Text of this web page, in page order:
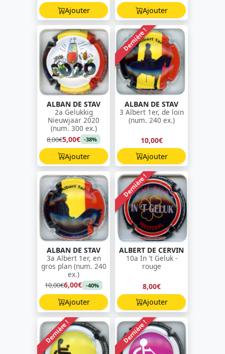
Ajouter
Ajouter
ALBAN DE STAV
2a Gelukkig
Nieuwjaar 2020
(num. 300 ex.)
8,00€5,00€ -38%
Ajouter
Dernière !
ALBAN DE STAV
3 Albert 1er, de loin
(num. 240 ex.)
10,00€
Ajouter
ALBAN DE STAV
3a Albert 1er, en
gros plan (num. 240
ex.)
10,00€6,00€ -40%
Ajouter
Dernière !
ALBERT DE CERVIN
10a In 't Geluk -
rouge
8,00€
Ajouter
Dernière ! Dernière !